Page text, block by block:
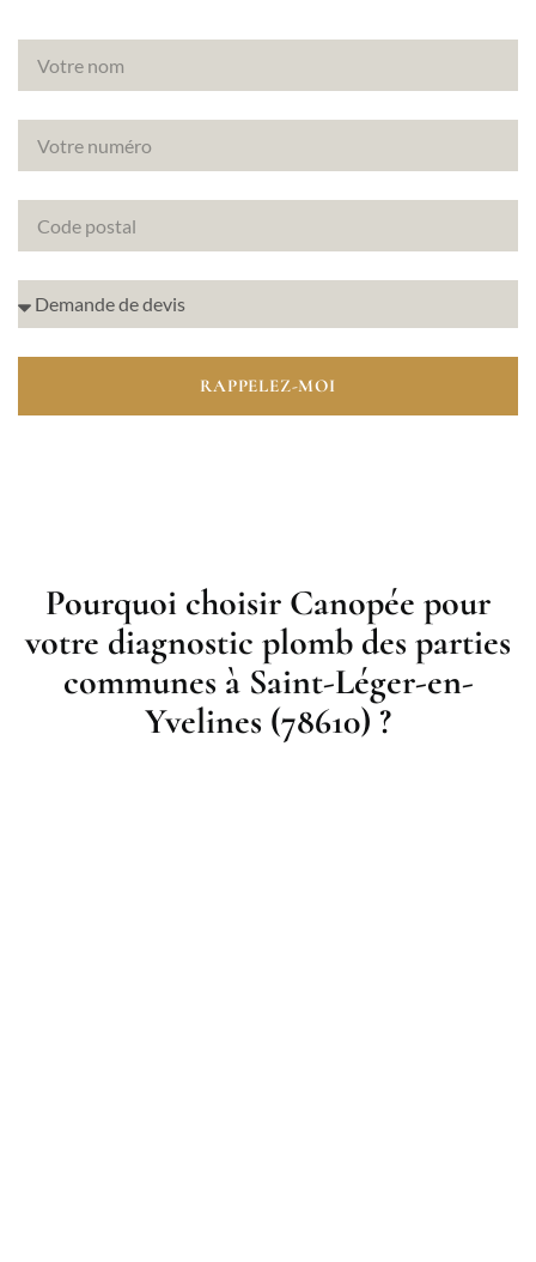
RAPPELEZ-MOI
Pourquoi choisir Canopée pour
votre diagnostic plomb des parties
communes à Saint-Léger-en-
Yvelines (78610) ?